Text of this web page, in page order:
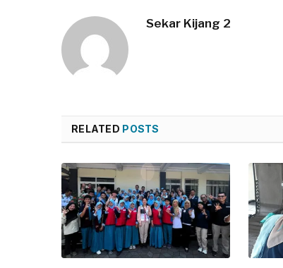
Sekar Kijang 2
RELATED POSTS